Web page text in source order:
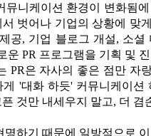
뮤니케이션 환경이 변화됨
벗어나 기업의 상황에 맞
공, 기업 블로그 개설, 소셜
운 PR 프로그램을 기획 및
PR은 자사의 좋은 점만 자
'대화 하듯' 커뮤니케이션
것만 내세우지 말고, 더 겸
명하기 때문에 일방적으로